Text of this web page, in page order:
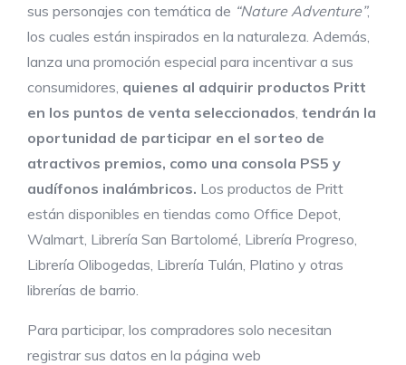
sus personajes con temática de “Nature Adventure”,
los cuales están inspirados en la naturaleza. Además,
lanza una promoción especial para incentivar a sus
consumidores, quienes al adquirir productos Pritt
en los puntos de venta seleccionados tendrán la
oportunidad de participar en el sorteo de
atractivos premios, como una consola PS5 y
audífonos inalámbricos. Los productos de Pritt
están disponibles en tiendas como Office Depot,
Walmart, Librería San Bartolomé, Librería Progreso,
Librería Olibogedas, Librería Tulán, Platino y otras
librerías de barrio.
Para participar, los compradores solo necesitan
registrar sus datos en la página web